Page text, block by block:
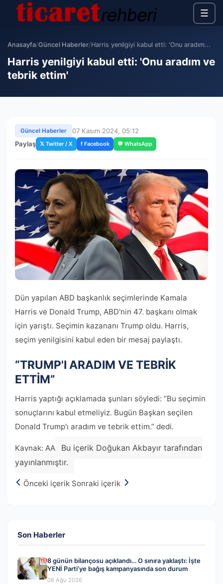
☰
Anasayfa/Güncel Haberler/Harris yenilgiyi kabul etti: 'Onu aradım...
Harris yenilgiyi kabul etti: 'Onu aradım ve
tebrik ettim'
Güncel Haberler
07 Kasım 2024, 05:12
Paylaş 𝕏 Twitter / X f Facebook 💬 WhatsApp
Dün yapılan ABD başkanlık seçimlerinde Kamala
Harris ve Donald Trump, ABD'nin 47. başkanı olmak
için yarıştı. Seçimin kazananı Trump oldu. Harris,
seçim yenilgisini kabul eden bir mesaj paylaştı.
“TRUMP'I ARADIM VE TEBRİK
ETTİM”
Harris yaptığı açıklamada şunları söyledi: “Bu seçimin
sonuçlarını kabul etmeliyiz. Bugün Başkan seçilen
Donald Trump'ı aradım ve tebrik ettim.” dedi.
Kaynak: AA
Bu içerik Doğukan Akbayır tarafından
yayınlanmıştır.
Önceki içerik Sonraki içerik
Son Haberler
8 günün bilançosu açıklandı… O sınıra yaklaştı: İşte
YENİ Parti’ye bağış kampanyasında son durum
06 Ağu 2026